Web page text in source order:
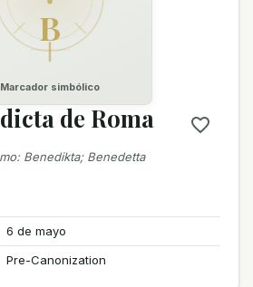
B
Marcador simbólico
de Roma
: Benedikta; Benedetta
6 de mayo
Pre-Canonization